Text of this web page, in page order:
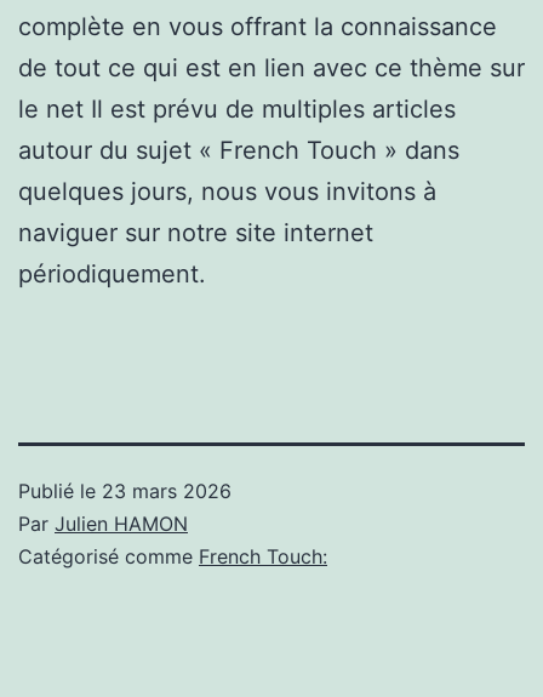
complète en vous offrant la connaissance
de tout ce qui est en lien avec ce thème sur
le net Il est prévu de multiples articles
autour du sujet « French Touch » dans
quelques jours, nous vous invitons à
naviguer sur notre site internet
périodiquement.
Publié le 23 mars 2026
Par Julien HAMON
Catégorisé comme French Touch: